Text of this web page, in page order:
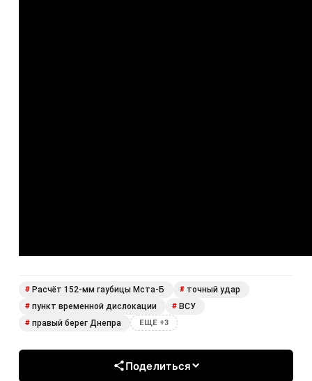
# Расчёт 152-мм гаубицы Мста-Б # точный удар
# пункт временной дислокации # ВСУ
# правый берег Днепра ЕЩЕ +3
Поделиться